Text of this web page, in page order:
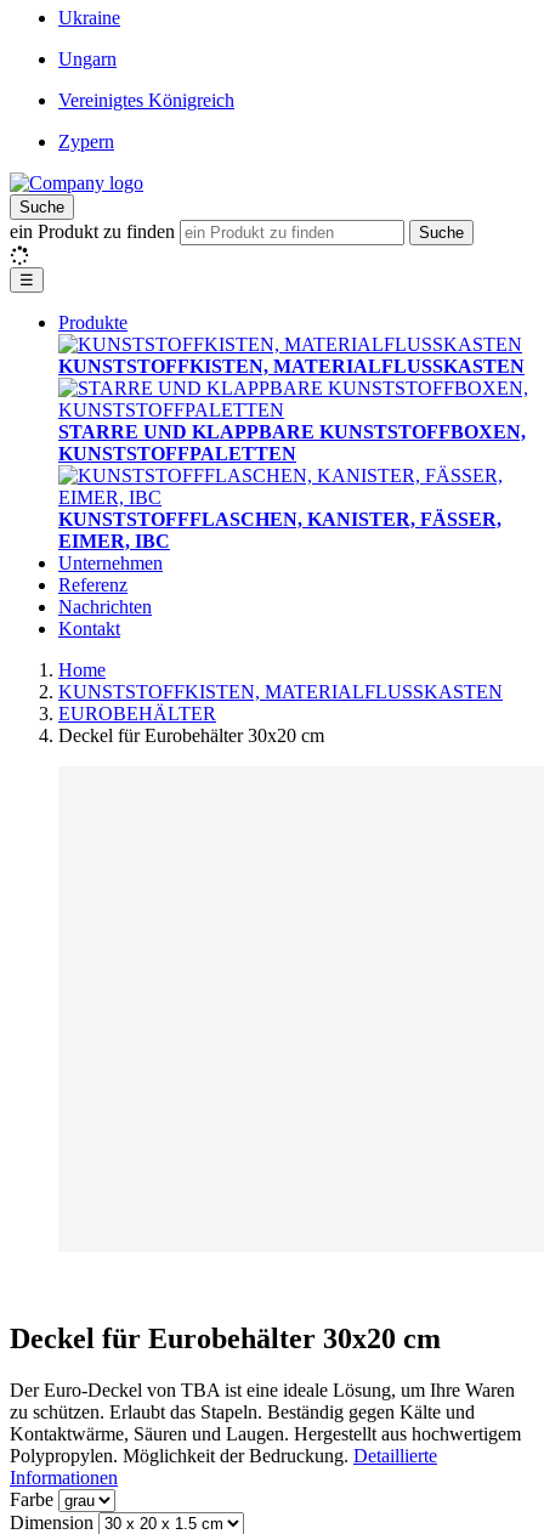
Ukraine
Ungarn
Vereinigtes Königreich
Zypern
Suche
ein Produkt zu finden Suche
☰
Produkte
KUNSTSTOFFKISTEN, MATERIALFLUSSKASTEN
STARRE UND KLAPPBARE KUNSTSTOFFBOXEN,
KUNSTSTOFFPALETTEN
KUNSTSTOFFFLASCHEN, KANISTER, FÄSSER,
EIMER, IBC
Unternehmen
Referenz
Nachrichten
Kontakt
Home
KUNSTSTOFFKISTEN, MATERIALFLUSSKASTEN
EUROBEHÄLTER
Deckel für Eurobehälter 30x20 cm
Deckel für Eurobehälter 30x20 cm
Der Euro-Deckel von TBA ist eine ideale Lösung, um Ihre Waren
zu schützen. Erlaubt das Stapeln. Beständig gegen Kälte und
Kontaktwärme, Säuren und Laugen. Hergestellt aus hochwertigem
Polypropylen. Möglichkeit der Bedruckung. Detaillierte
Informationen
Farbe
Dimension